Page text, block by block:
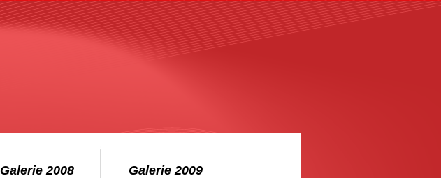
Galerie 2008 Galerie 2009